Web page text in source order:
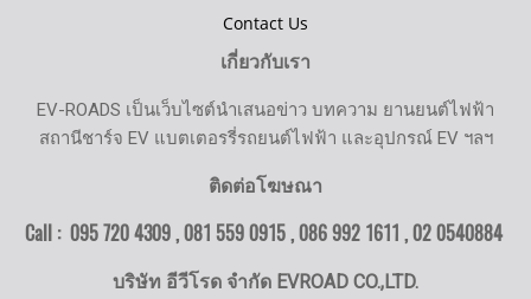
Contact Us
เกี่ยวกับเรา
EV-ROADS เป็นเว็บไซต์นำเสนอข่าว บทความ ยานยนต์ไฟฟ้า
สถานีชาร์จ EV แบตเตอรรี่รถยนต์ไฟฟ้า และอุปกรณ์ EV ฯลฯ
ติดต่อโฆษณา
Call : 095 720 4309 , 081 559 0915 , 086 992 1611 ,02 0540884
บริษัท อีวีโรด จำกัด EVROAD CO.,LTD.